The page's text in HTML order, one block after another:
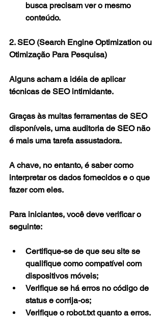
busca precisam ver o mesmo
conteúdo.
2. SEO (Search Engine Optimization ou
Otimização Para Pesquisa)
Alguns acham a idéia de aplicar
técnicas de SEO intimidante.
Graças às muitas ferramentas de SEO
disponíveis, uma auditoria de SEO não
é mais uma tarefa assustadora.
A chave, no entanto, é saber como
interpretar os dados fornecidos e o que
fazer com eles.
Para iniciantes, você deve verificar o
seguinte:
Certifique-se de que seu site se
qualifique como compatível com
dispositivos móveis;
Verifique se há erros no código de
status e corrija-os;
Verifique o robot.txt quanto a erros.